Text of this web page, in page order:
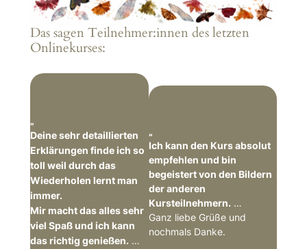
Das sagen Teilnehmer:innen des letzten
Onlinekurses:
„
Deine sehr detaillierten
Erklärungen finde ich so
toll weil durch das
Wiederholen lernt man
immer.
Mir macht das alles sehr
viel Spaß und ich kann
das richtig genießen. …
„
Ich kann den Kurs absolut
empfehlen und bin
begeistert von den Bildern
der anderen
Kursteilnehmern. …
Ganz liebe Grüße und
nochmals Danke.